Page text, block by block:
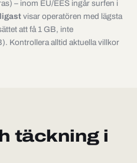
– inom EU/EES ingår surfen i
visar operatören med lägsta
att få 1 GB, inte
Kontrollera alltid aktuella villkor
täckning i